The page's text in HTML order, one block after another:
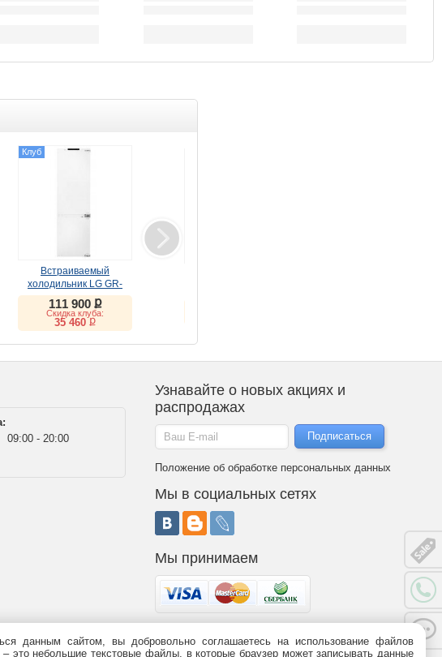
Клуб
Встраиваемый
холодильник LG GR-
SN266LLP
111 900 ք
Скидка клуба:
35 460 ք
09:00 - 20:00
Узнавайте о новых акциях и
распродажах
Положение об обработке персональных данных
Мы в социальных сетях
Мы принимаем
и не является публичной офертой (статья 437 ГК РФ). Информация о
данным сайтом, вы добровольно соглашаетесь на использование файлов
это небольшие текстовые файлы, в которые браузер может записывать данные